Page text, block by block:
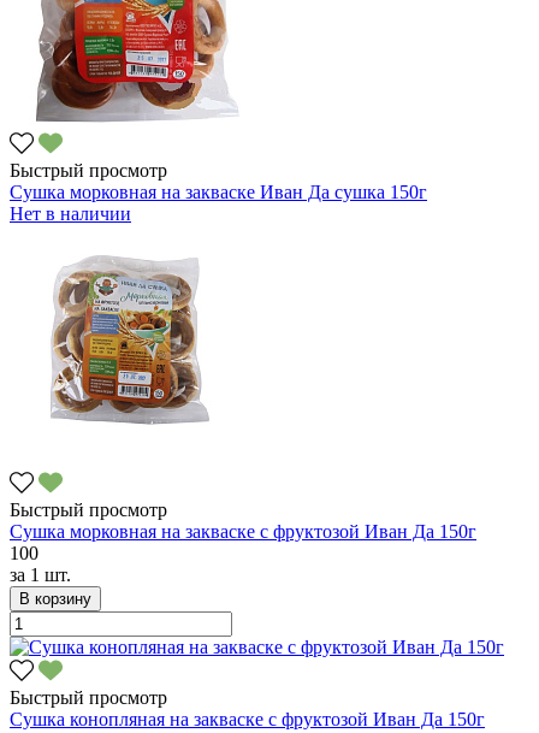
Быстрый просмотр
Сушка морковная на закваске Иван Да сушка 150г
Нет в наличии
Быстрый просмотр
Сушка морковная на закваске с фруктозой Иван Да 150г
100
за 1 шт.
В корзину
Быстрый просмотр
Сушка конопляная на закваске с фруктозой Иван Да 150г